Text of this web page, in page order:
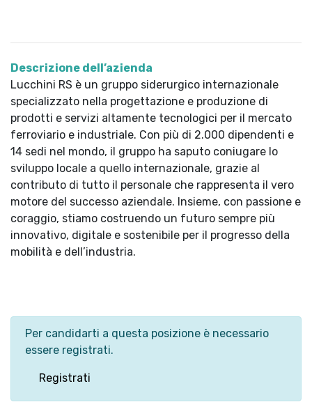
Descrizione dell’azienda
Lucchini RS è un gruppo siderurgico internazionale
specializzato nella progettazione e produzione di
prodotti e servizi altamente tecnologici per il mercato
ferroviario e industriale. Con più di 2.000 dipendenti e
14 sedi nel mondo, il gruppo ha saputo coniugare lo
sviluppo locale a quello internazionale, grazie al
contributo di tutto il personale che rappresenta il vero
motore del successo aziendale. Insieme, con passione e
coraggio, stiamo costruendo un futuro sempre più
innovativo, digitale e sostenibile per il progresso della
mobilità e dell’industria.
Per candidarti a questa posizione è necessario
essere registrati.
Registrati